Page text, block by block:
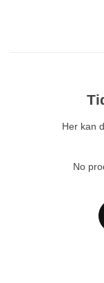
Her kan
No